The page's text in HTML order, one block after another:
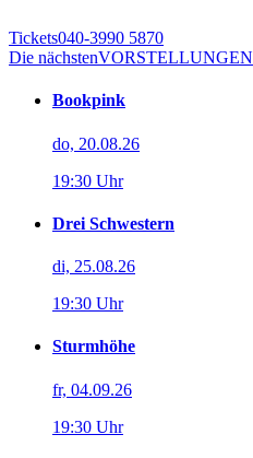
Tickets040-3990 5870
Die nächstenVORSTELLUNGEN
Bookpink
do, 20.08.26
19:30 Uhr
Drei Schwestern
di, 25.08.26
19:30 Uhr
Sturmhöhe
fr, 04.09.26
19:30 Uhr